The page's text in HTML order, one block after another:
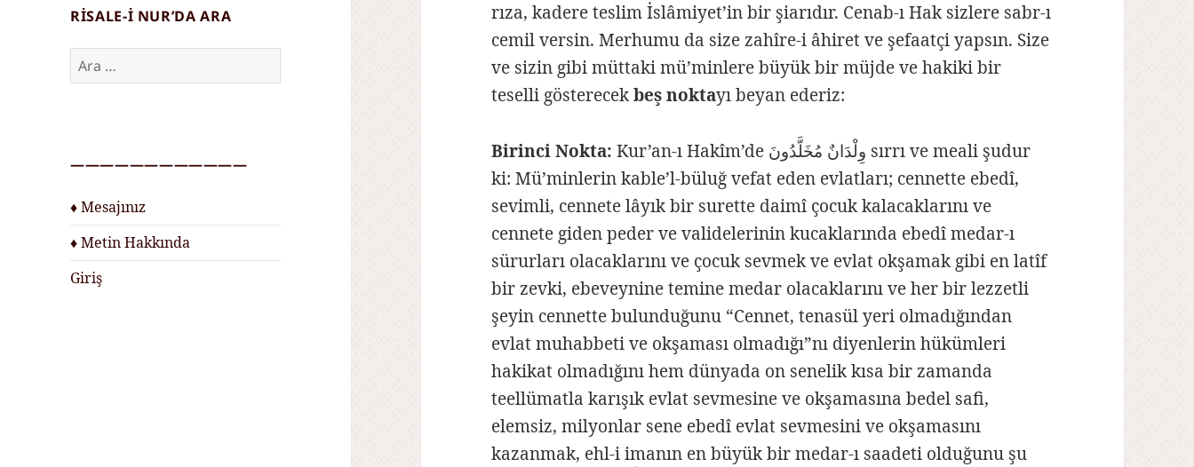
RISALE-I NUR’DA ARA
Arama:
————————————
♦ Mesajınız
♦ Metin Hakkında
Giriş
rıza, kadere teslim İslâmiyet’in bir şiarıdır. Cenab-ı Hak sizlere sabr-ı
cemil versin. Merhumu da size zahîre-i âhiret ve şefaatçi yapsın. Size
ve sizin gibi müttaki mü’minlere büyük bir müjde ve hakiki bir
teselli gösterecekbeş noktayı beyan ederiz:
Birinci Nokta: Kur’an-ı Hakîm’de وِلْدَانٌ مُخَلَّدُونَ sırrı ve meali şudur
ki: Mü’minlerin kable’l-büluğ vefat eden evlatları; cennette ebedî,
sevimli, cennete lâyık bir surette daimî çocuk kalacaklarını ve
cennete giden peder ve validelerinin kucaklarında ebedî medar-ı
sürurları olacaklarını ve çocuk sevmek ve evlat okşamak gibi en latîf
bir zevki, ebeveynine temine medar olacaklarını ve her bir lezzetli
şeyin cennette bulunduğunu “Cennet, tenasül yeri olmadığından
evlat muhabbeti ve okşaması olmadığı”nı diyenlerin hükümleri
hakikat olmadığını hem dünyada on senelik kısa bir zamanda
teellümatla karışık evlat sevmesine ve okşamasına bedel safi,
elemsiz, milyonlar sene ebedî evlat sevmesini ve okşamasını
kazanmak, ehl-i imanın en büyük bir medar-ı saadeti olduğunu şu